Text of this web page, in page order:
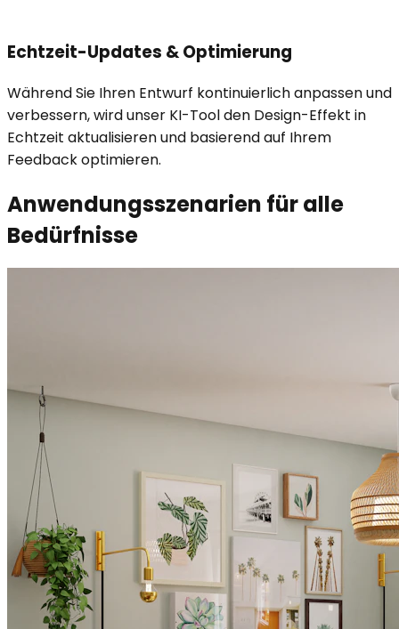
Echtzeit-Updates & Optimierung
Während Sie Ihren Entwurf kontinuierlich anpassen und
verbessern, wird unser KI-Tool den Design-Effekt in
Echtzeit aktualisieren und basierend auf Ihrem
Feedback optimieren.
Anwendungsszenarien für alle
Bedürfnisse